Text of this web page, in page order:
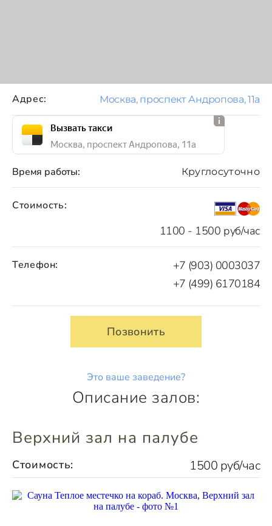
Стоимость:
1100 - 1500 руб/час
Время работы: Круглосуточно
Телефон:
+7 (903) 0003037
+7 (499) 6170184
Позвонить
Это ваше заведение?
Адрес: Москва, проспект Андропова, 11а
Вызвать такси
Москва, проспект Андропова, 11а
Описание залов:
Верхний зал на палубе
Стоимость: 1500 руб/час